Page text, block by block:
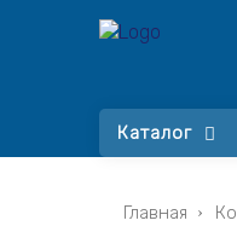
Каталог
Главная